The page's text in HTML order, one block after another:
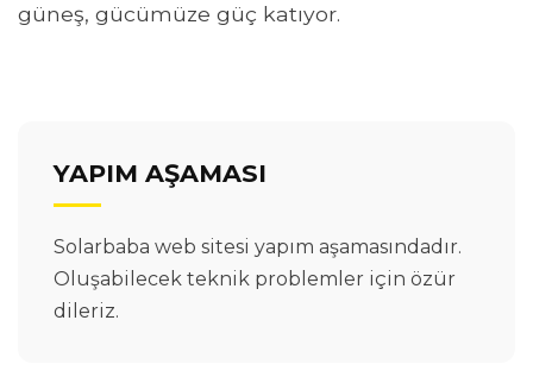
güneş, gücümüze güç katıyor.
YAPIM AŞAMASI
Solarbaba web sitesi yapım aşamasındadır.
Oluşabilecek teknik problemler için özür
dileriz.